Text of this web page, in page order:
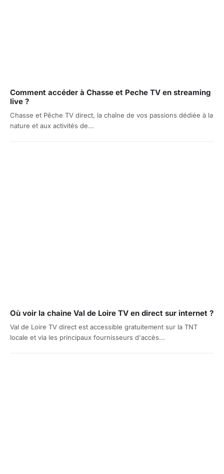
Comment accéder à Chasse et Peche TV en streaming
live ?
Chasse et Pêche TV direct, la chaîne de vos passions dédiée à la
nature et aux activités de...
Où voir la chaine Val de Loire TV en direct sur internet ?
Val de Loire TV direct est accessible gratuitement sur la TNT
locale et via les principaux fournisseurs d'accès...